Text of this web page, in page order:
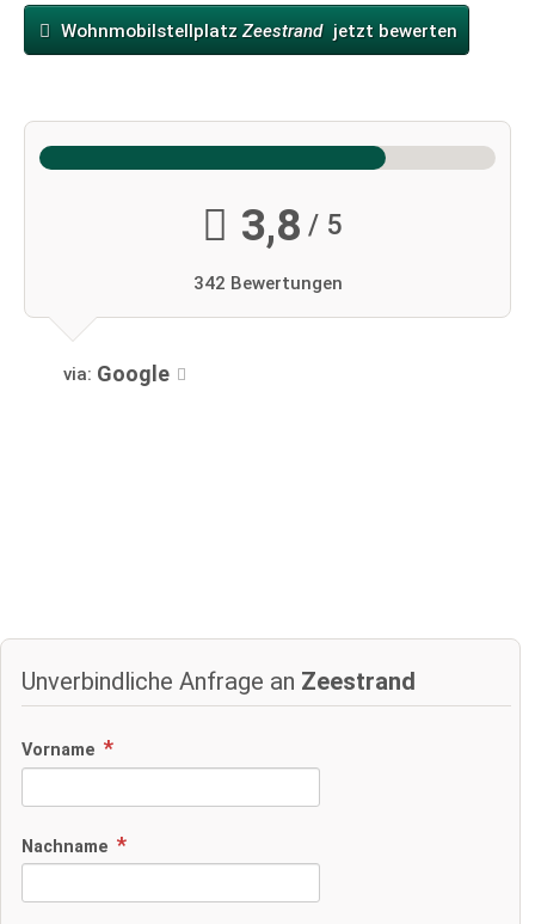
WohnmobilstellplatzZeestrand jetzt bewerten
3,8 / 5
342 Bewertungen
via: Google
Unverbindliche Anfrage an Zeestrand
Vorname
Nachname